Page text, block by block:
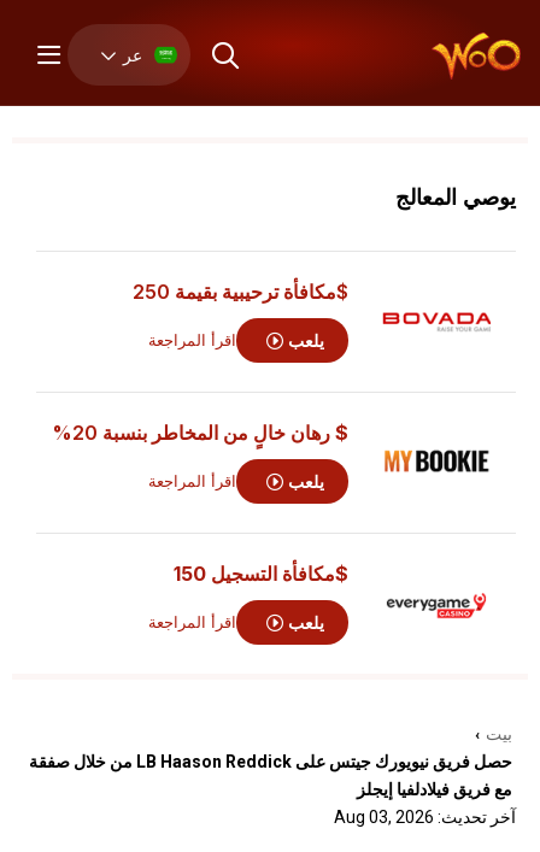
عر
يوصي المعالج
$مكافأة ترحيبية بقيمة 250
يلعب اقرأ المراجعة
$ رهان خالٍ من المخاطر بنسبة 20%
يلعب اقرأ المراجعة
$مكافأة التسجيل 150
يلعب اقرأ المراجعة
بيت ›
حصل فريق نيويورك جيتس على LB Haason Reddick من خلال صفقة
مع فريق فيلادلفيا إيجلز
آخر تحديث: Aug 03, 2026